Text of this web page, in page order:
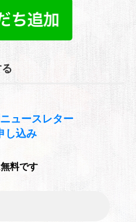
ニュースレター
し込み
料です